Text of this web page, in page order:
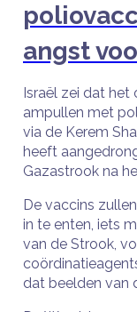
angst
Israël zei dat het
ampullen met
via de Kerem
heeft
Gazastrook na
De vaccins
in te enten, iets
van de Strook,
dat beelden van